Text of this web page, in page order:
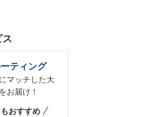
ティング
マッチした大
お届け！
おすすめ